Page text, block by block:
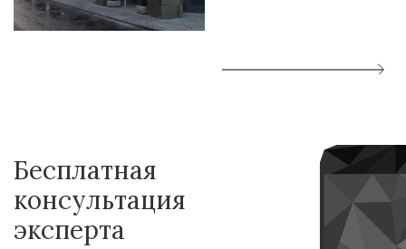
Бесплатная
консультация
эксперта